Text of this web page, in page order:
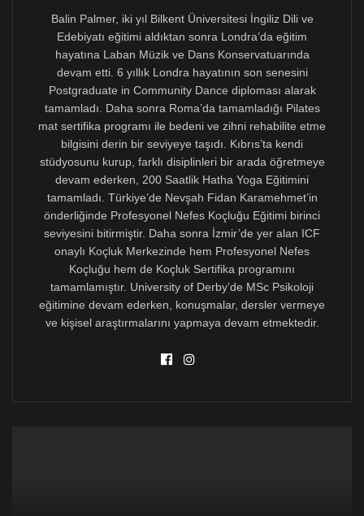
kendisine hem de hayata karşı limitli bakış açılarına
bakması bu süreçte önemlidir.
Bu alanlara bakılırken de işin uzmanlarında da yardım
almak gereklidir. Bence bu alanlarda işin uzmanı kişiyi
kendi gücüne uyandırabilen, kendine bağlamayan ve
yine kişinin kendisiyle olan ilişikisini geliştirebilmesini
yardımcı olabilecek kişilerdirler. Eğer bir kişi sizi
kendine bağlıyorsa, kendi gücüne ve kendi
özgüveninize sizi uyandırmak yerine, kendisinin sizin
için daha iyisini bildiğini iddia ediyor ve sizi kendi
gücünü bırakıp onun gücüne teslim olmaya doğru
uzaklaşılmalıdır. Çünkü her insan, iyileşim sürecinde ve
Balin Palmer, iki yıl Bilkent Üniversitesi İngiliz Dili ve
Edebiyatı eğitimi aldıktan sonra Londra’da eğitim
hayatına Laban Müzik ve Dans Konservatuarında
devam etti. 6 yıllık Londra hayatının son senesini
Postgraduate in Community Dance diploması alarak
tamamladı. Daha sonra Roma’da tamamladığı Pilates
mat sertifika programı ile bedeni ve zihni rehabilite etme
bilgisini derin bir seviyeye taşıdı. Kıbrıs’ta kendi
stüdyosunu kurup, farklı disiplinleri bir arada öğretmeye
devam ederken, 200 Saatlik Hatha Yoga Eğitimini
tamamladı. Türkiye’de Nevşah Fidan Karamehmet’in
önderliğinde Profesyonel Nefes Koçluğu Eğitimi birinci
seviyesini bitirmiştir. Daha sonra İzmir’de yer alan ICF
onaylı Koçluk Merkezinde hem Profesyonel Nefes
Koçluğu hem de Koçluk Sertifika programını
tamamlamıştır. University of Derby’de MSc Psikoloji
eğitimine devam ederken, konuşmalar, dersler vermeye
ve kişisel araştırmalarını yapmaya devam etmektedir.